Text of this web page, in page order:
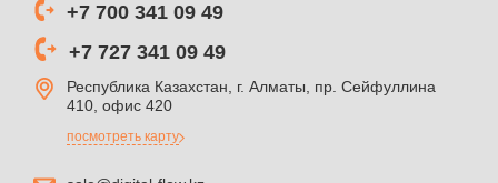
+7 700 341 09 49
+7 727 341 09 49
Республика Казахстан, г. Алматы, пр. Сейфуллина
410, офис 420
посмотреть карту